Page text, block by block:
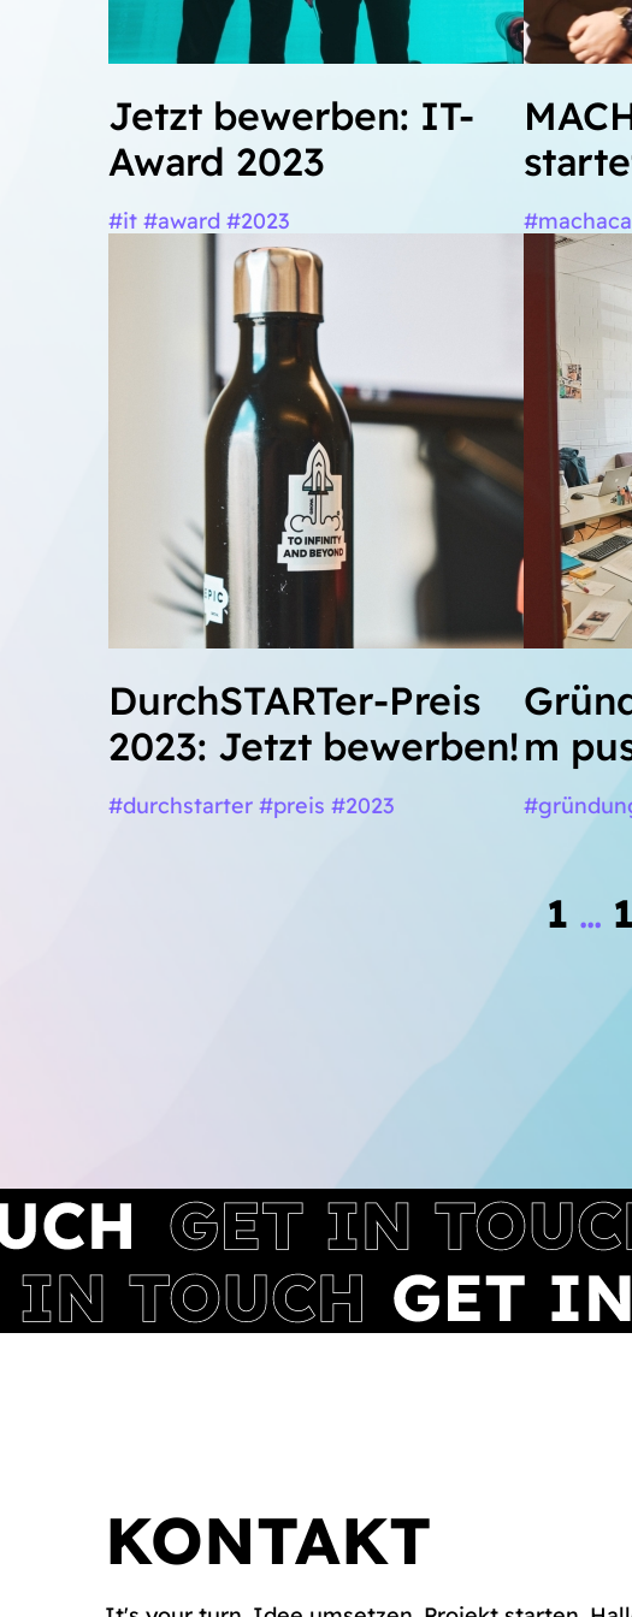
Jetzt bewerben: IT-
Award 2023
#it #award #2023
DurchSTARTer-Preis
2023: Jetzt bewerben!
#durchstarter #preis #2023
m
1 …
KONTAKT